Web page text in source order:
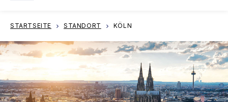
STARTSEITE STANDORT KÖLN